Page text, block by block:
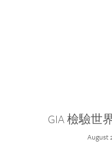
GIA 檢驗世
August